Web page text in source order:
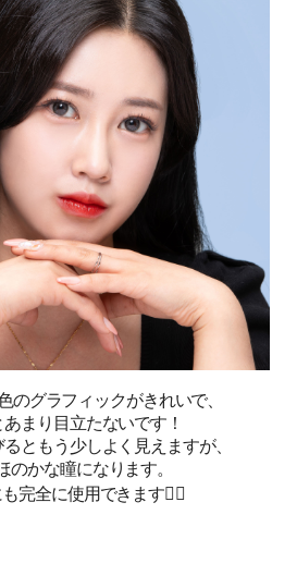
のグラフィックがきれいで、
まり目立たないです！
ともう少しよく見えますが、
のかな瞳になります。
完全に使用できます🙆‍♀